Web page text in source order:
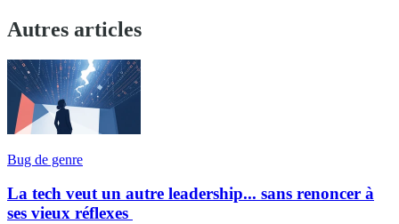
Autres articles
Bug de genre
La tech veut un autre leadership... sans renoncer à
ses vieux réflexes